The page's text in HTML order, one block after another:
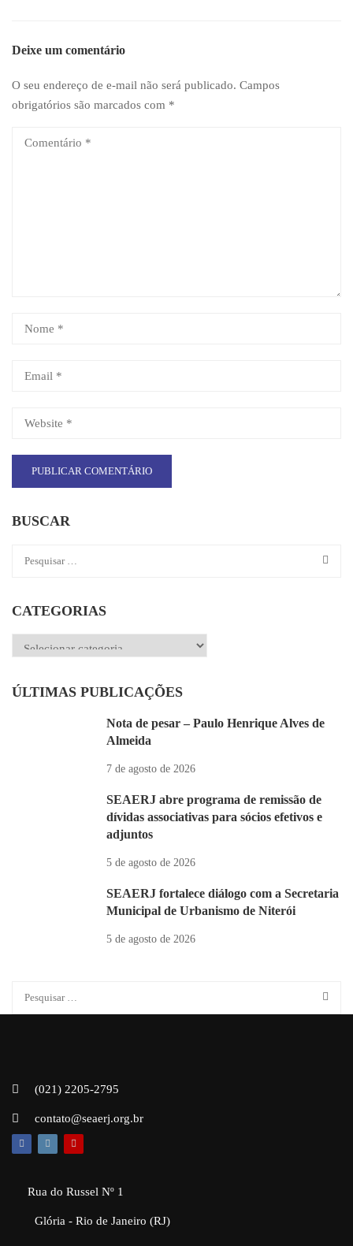
Deixe um comentário
O seu endereço de e-mail não será publicado. Campos
obrigatórios são marcados com *
BUSCAR
CATEGORIAS
Categorias
ÚLTIMAS PUBLICAÇÕES
Nota de pesar – Paulo Henrique Alves de
Almeida
7 de agosto de 2026
SEAERJ abre programa de remissão de
dívidas associativas para sócios efetivos e
adjuntos
5 de agosto de 2026
SEAERJ fortalece diálogo com a Secretaria
Municipal de Urbanismo de Niterói
5 de agosto de 2026
(021) 2205-2795
contato@seaerj.org.br
Rua do Russel Nº 1
Glória - Rio de Janeiro (RJ)